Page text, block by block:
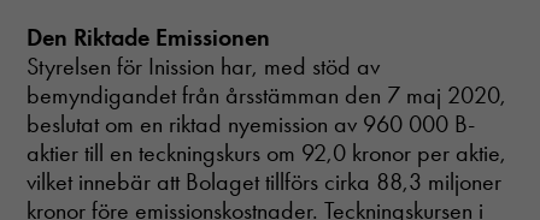
Den Riktade Emissionen
Styrelsen för Inission har, med stöd av
bemyndigandet från årsstämman den 7 maj 2020,
beslutat om en riktad nyemission av 960 000 B-
aktier till en teckningskurs om 92,0 kronor per aktie,
vilket innebär att Bolaget tillförs cirka 88,3 miljoner
kronor före emissionskostnader. Teckningskursen i